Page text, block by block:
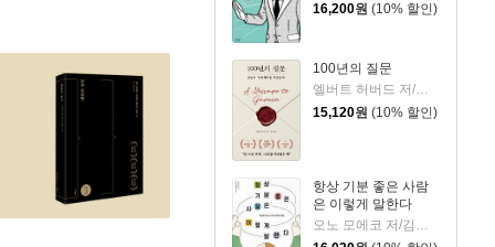
16,200원 (10% 할인)
100년의 질문
엘버트 허버드 저/충희 편
15,120원 (10% 할인)
항상 기분 좋은 사람
은 이렇게 말한다
오노 모에코 저/김시온 역